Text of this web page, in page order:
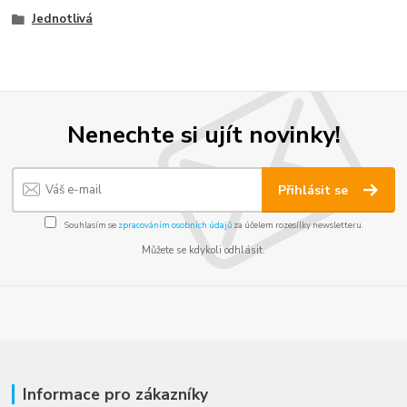
Jednotlivá
Nenechte si ujít novinky!
Přihlásit se
Souhlasím se zpracováním osobních údajůza účelem rozesílky newsletteru.
Můžete se kdykoli odhlásit.
Informace pro zákazníky